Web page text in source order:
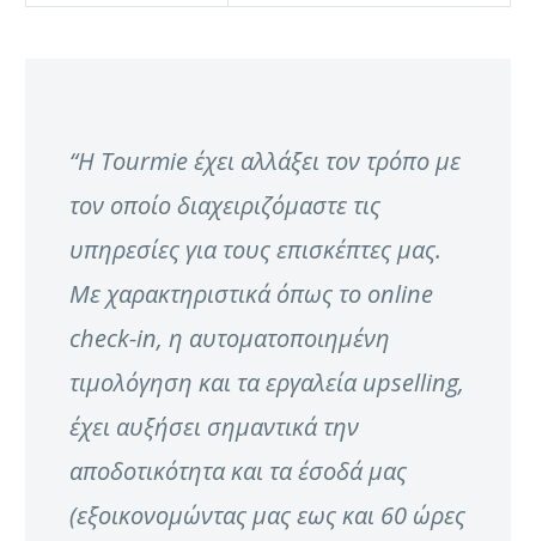
“Η Tourmie έχει αλλάξει τον τρόπο με
τον οποίο διαχειριζόμαστε τις
υπηρεσίες για τους επισκέπτες μας.
Με χαρακτηριστικά όπως το online
check-in, η αυτοματοποιημένη
τιμολόγηση και τα εργαλεία upselling,
έχει αυξήσει σημαντικά την
αποδοτικότητα και τα έσοδά μας
(εξοικονομώντας μας εως και 60 ώρες